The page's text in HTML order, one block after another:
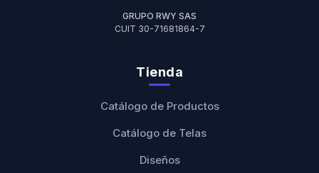
GRUPO RWY SAS
CUIT 30-71681864-7
Tienda
Catálogo de Productos
Catálogo de Telas
Diseños